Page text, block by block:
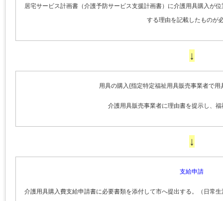
居宅サービス計画書（介護予防サービス支援計画書）に介護用具購入が
する理由を記載したものが
↓
用具の購入{指定特定福祉用具販売事業者で
介護用具販売事業者に理由書を提示し、
↓
支給申請
介護用具購入費支給申請書に必要書類を添付して市へ提出する。（日常